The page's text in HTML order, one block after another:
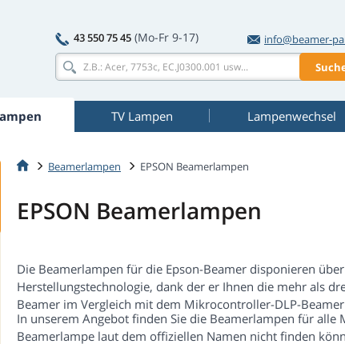
43 550 75 45 (Mo-Fr 9-17)
info@beamer-
TV Lampen Lampenwechsel
Beamerlampen EPSON Beamerlampen
EPSON Beamerlampen
Die Beamerlampen für die Epson-Beamer disponieren
Herstellungstechnologie, dank der er Ihnen die mehr als
Beamer im Vergleich mit dem Mikrocontroller-DLP-
In unserem Angebot finden Sie die Beamerlampen für alle
Beamerlampe laut dem offiziellen Namen nicht finden